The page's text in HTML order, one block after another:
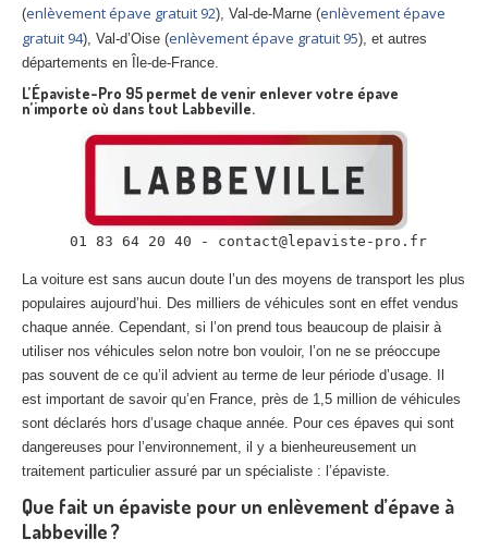
(enlèvement épave gratuit 92), Val-de-Marne (enlèvement épave
gratuit 94), Val-d’Oise (enlèvement épave gratuit 95), et autres
départements en Île-de-France.
L’Épaviste-Pro 95 permet de venir enlever votre épave
n’importe où dans tout Labbeville.
La voiture est sans aucun doute l’un des moyens de transport les plus
populaires aujourd’hui. Des milliers de véhicules sont en effet vendus
chaque année. Cependant, si l’on prend tous beaucoup de plaisir à
utiliser nos véhicules selon notre bon vouloir, l’on ne se préoccupe
pas souvent de ce qu’il advient au terme de leur période d’usage. Il
est important de savoir qu’en France, près de 1,5 million de véhicules
sont déclarés hors d’usage chaque année. Pour ces épaves qui sont
dangereuses pour l’environnement, il y a bienheureusement un
traitement particulier assuré par un spécialiste : l’épaviste.
Que fait un épaviste pour un enlèvement d’épave à
Labbeville ?